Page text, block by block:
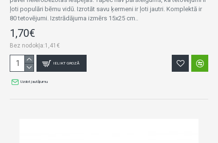
ļoti populāri bērnu vidū. Izrotāt savu ķermeni ir ļoti jautri. Komplektā ir
80 tetovējumi. Izstrādājuma izmērs 15x25 cm..
1,70€
Bez nodokļa:1,41€
IELIKT GROZĀ
Uzdot jautājumu